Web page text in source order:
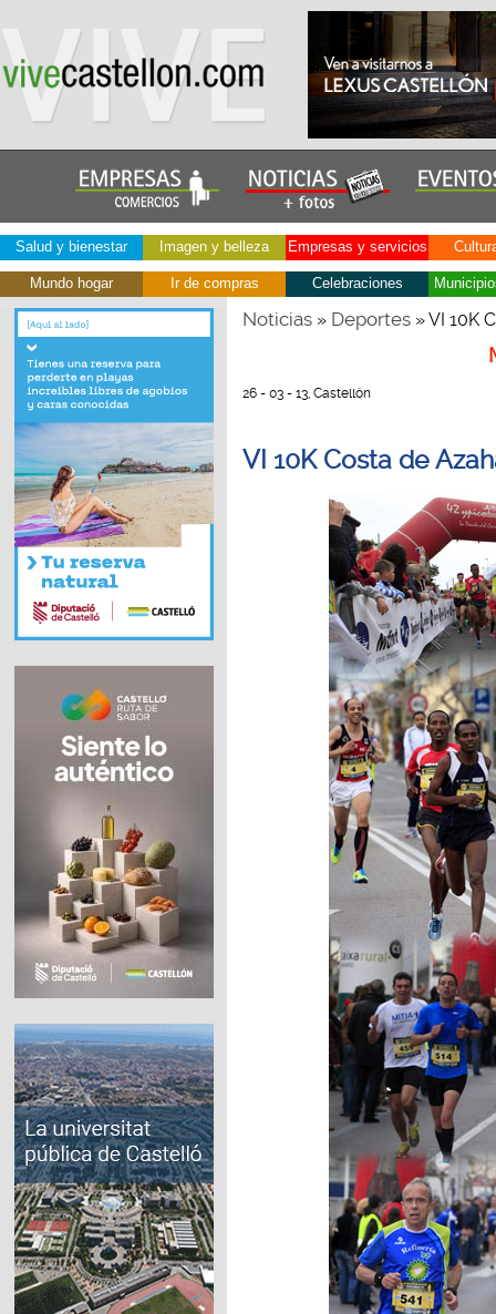
Salud y bienestar Imagen y belleza Empresas y servicios
Mundo hogar Ir de compras Celebraciones
Noticias» Deportes» VI 10K
26 - 03 - 13, Castellón
VI 10K Costa de